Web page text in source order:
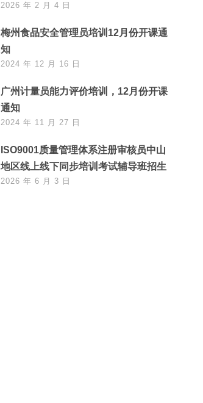
2026 年 2 月 4 日
梅州食品安全管理员培训12月份开课通
知
2024 年 12 月 16 日
广州计量员能力评价培训，12月份开课
通知
2024 年 11 月 27 日
ISO9001质量管理体系注册审核员中山
地区线上线下同步培训考试辅导班招生
2026 年 6 月 3 日